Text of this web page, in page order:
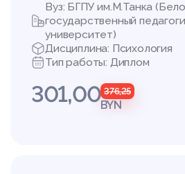
Вуз: БГПУ им.М.Танка
государственный
университет)
Дисциплина: Психология
Тип работы: Диплом
301,00 376,25
BYN